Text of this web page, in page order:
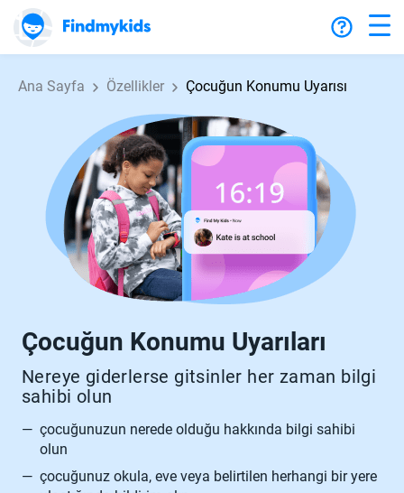
Ana Sayfa Özellikler Çocuğun Konumu Uyarısı
Çocuğun Konumu Uyarıları
Nereye giderlerse gitsinler her zaman bilgi
sahibi olun
— çocuğunuzun nerede olduğu hakkında bilgi sahibi
olun
— çocuğunuz okula, eve veya belirtilen herhangi bir yere